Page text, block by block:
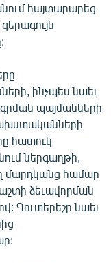
հայտարարեց
ինչպես նաեւ
պայմանների
հատուկ
ներգաղթի,
մարդկանց համար
ձեւավորման
Գուտերեշը նաեւ